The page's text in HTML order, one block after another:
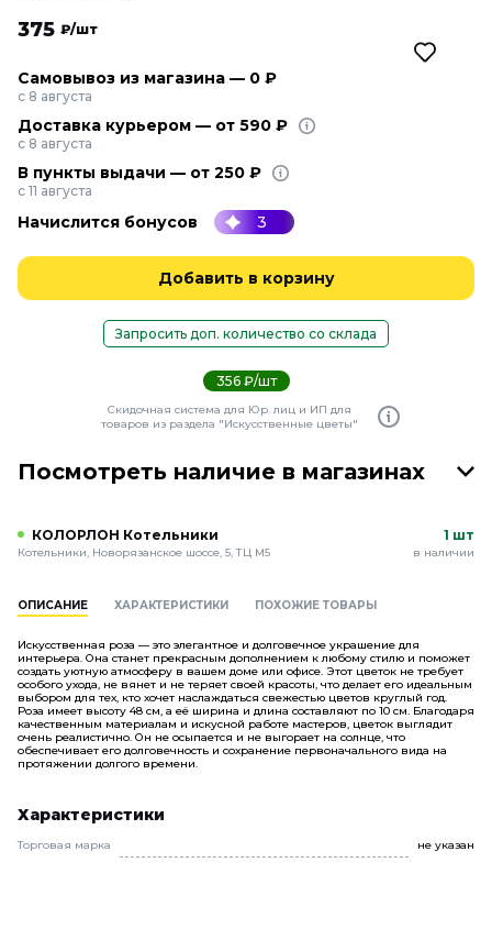
375 ₽/шт
Самовывоз из магазина — 0 ₽
с 8 августа
Доставка курьером — от 590 ₽
с 8 августа
В пункты выдачи — от 250 ₽
с 11 августа
Начислится бонусов 3
Добавить в корзину
Запросить доп. количество со склада
356 ₽/шт
Скидочная система для Юр. лиц и ИП для
товаров из раздела "Искусственные цветы"
Посмотреть наличие в магазинах
КОЛОРЛОН Котельники
Котельники, Новорязанское шоссе, 5, ТЦ М5
1 шт
в наличии
ОПИСАНИЕ ХАРАКТЕРИСТИКИ ПОХОЖИЕ ТОВАРЫ
Искусственная роза — это элегантное и долговечное украшение для
интерьера. Она станет прекрасным дополнением к любому стилю и поможет
создать уютную атмосферу в вашем доме или офисе. Этот цветок не требует
особого ухода, не вянет и не теряет своей красоты, что делает его идеальным
выбором для тех, кто хочет наслаждаться свежестью цветов круглый год.
Роза имеет высоту 48 см, а её ширина и длина составляют по 10 см. Благодаря
качественным материалам и искусной работе мастеров, цветок выглядит
очень реалистично. Он не осыпается и не выгорает на солнце, что
обеспечивает его долговечность и сохранение первоначального вида на
протяжении долгого времени.
Характеристики
Торговая марка не указан